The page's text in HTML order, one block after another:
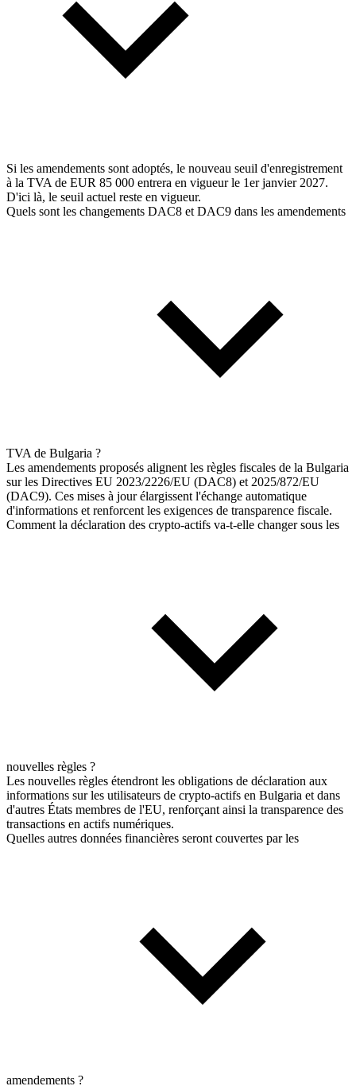
Si les amendements sont adoptés, le nouveau seuil d'enregistrement
à la TVA de EUR 85 000 entrera en vigueur le 1er janvier 2027.
D'ici là, le seuil actuel reste en vigueur.
Quels sont les changements DAC8 et DAC9 dans les amendements
TVA de Bulgaria ?
Les amendements proposés alignent les règles fiscales de la Bulgaria
sur les Directives EU 2023/2226/EU (DAC8) et 2025/872/EU
(DAC9). Ces mises à jour élargissent l'échange automatique
d'informations et renforcent les exigences de transparence fiscale.
Comment la déclaration des crypto-actifs va-t-elle changer sous les
nouvelles règles ?
Les nouvelles règles étendront les obligations de déclaration aux
informations sur les utilisateurs de crypto-actifs en Bulgaria et dans
d'autres États membres de l'EU, renforçant ainsi la transparence des
transactions en actifs numériques.
Quelles autres données financières seront couvertes par les
amendements ?